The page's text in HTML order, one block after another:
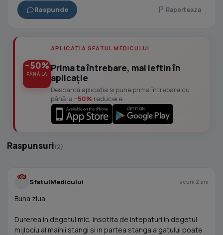
Raspunde Raporteaza
−50%
PÂNĂ LA
APLICAȚIA SFATUL MEDICULUI
Prima ta întrebare, mai ieftin în
aplicație
Descarcă aplicația și pune prima întrebare cu
până la −50% reducere.
Raspunsuri(2)
SfatulMedicului acum 2 ani
Buna ziua,
Durerea in degetul mic, insotita de intepaturi in degetul
mijlociu al mainii stangi si in partea stanga a gatului poate